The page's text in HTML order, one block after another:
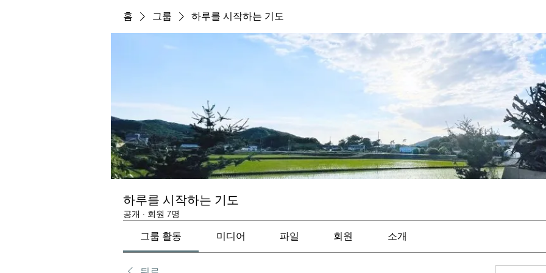
홈 그룹 하루를 시작하는 기도
하루를 시작하는 기도
공개 · 회원 7명
그룹 활동 미디어 파일 회원 소개